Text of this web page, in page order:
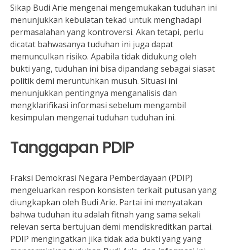
Sikap Budi Arie mengenai mengemukakan tuduhan ini
menunjukkan kebulatan tekad untuk menghadapi
permasalahan yang kontroversi. Akan tetapi, perlu
dicatat bahwasanya tuduhan ini juga dapat
memunculkan risiko. Apabila tidak didukung oleh
bukti yang, tuduhan ini bisa dipandang sebagai siasat
politik demi meruntuhkan musuh. Situasi ini
menunjukkan pentingnya menganalisis dan
mengklarifikasi informasi sebelum mengambil
kesimpulan mengenai tuduhan tuduhan ini.
Tanggapan PDIP
Fraksi Demokrasi Negara Pemberdayaan (PDIP)
mengeluarkan respon konsisten terkait putusan yang
diungkapkan oleh Budi Arie. Partai ini menyatakan
bahwa tuduhan itu adalah fitnah yang sama sekali
relevan serta bertujuan demi mendiskreditkan partai.
PDIP mengingatkan jika tidak ada bukti yang yang